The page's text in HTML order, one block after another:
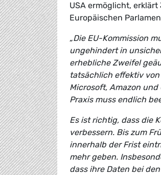
USA ermöglicht, erklärt
Europäischen
„Die EU-Kommission
ungehindert in
erhebliche Zweifel
tatsächlich effektiv
Microsoft, Amazon
Praxis muss endlich
Es ist richtig, dass die
verbessern. Bis zum
innerhalb der Frist
mehr geben.
dass ihre Daten bei